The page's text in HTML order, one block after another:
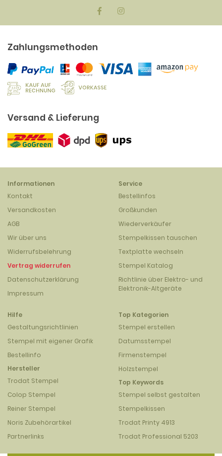
Zahlungsmethoden
Versand & Lieferung
Informationen
Kontakt
Versandkosten
AGB
Wir über uns
Widerrufsbelehrung
Vertrag widerrufen
Datenschutzerklärung
Impressum
Service
Bestellinfos
Großkunden
Wiederverkäufer
Stempelkissen tauschen
Textplatte wechseln
Stempel Katalog
Richtlinie über Elektro- und
Elektronik-Altgeräte
Hilfe
Gestaltungsrichtlinien
Stempel mit eigener Grafik
Bestellinfo
Hersteller
Trodat Stempel
Colop Stempel
Reiner Stempel
Noris Zubehörartikel
Partnerlinks
Top Kategorien
Stempel erstellen
Datumsstempel
Firmenstempel
Holzstempel
Top Keywords
Stempel selbst gestalten
Stempelkissen
Trodat Printy 4913
Trodat Professional 5203